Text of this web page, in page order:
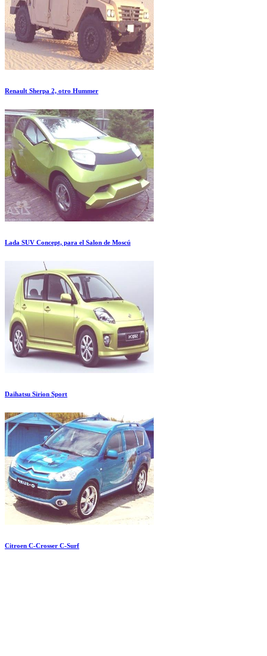
Renault Sherpa 2, otro Hummer
Lada SUV Concept, para el Salon de Moscú
Daihatsu Sirion Sport
Citroen C-Crosser C-Surf